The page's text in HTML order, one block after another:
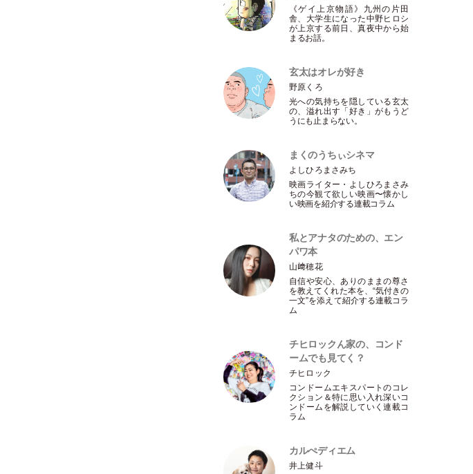
《ゲイ上京物語》九州の片田
舎、大学生になった中野ヒロシ
が上京する前日、真夜中から始
まるお話。
玄太はオレが好き
野原くろ
光への気持ちを隠している玄太
の、溢れ出す 「好き 」がもうど
うにも止まらない。
まくのうちぃシネマ
よしひろまさみち
映画ライター ・ よしひろまさみ
ちの今観て欲しい映画〜懐かし
い映画を紹介する連載コラム
私とアナタのための、エン
パワ本
山﨑穂花
自信や安心、ありのままの尊さ
を教えてくれた本を、“気付きの
一文”を添えて紹介する連載コラ
ム
チヒロックん家の、コンド
ームでも見てく？
チヒロック
コンドームエキスパートのコレ
クション＆特に思い入れ深いコ
ンドームを解説していく連載コ
ラム
カルぺディエム
井上健斗